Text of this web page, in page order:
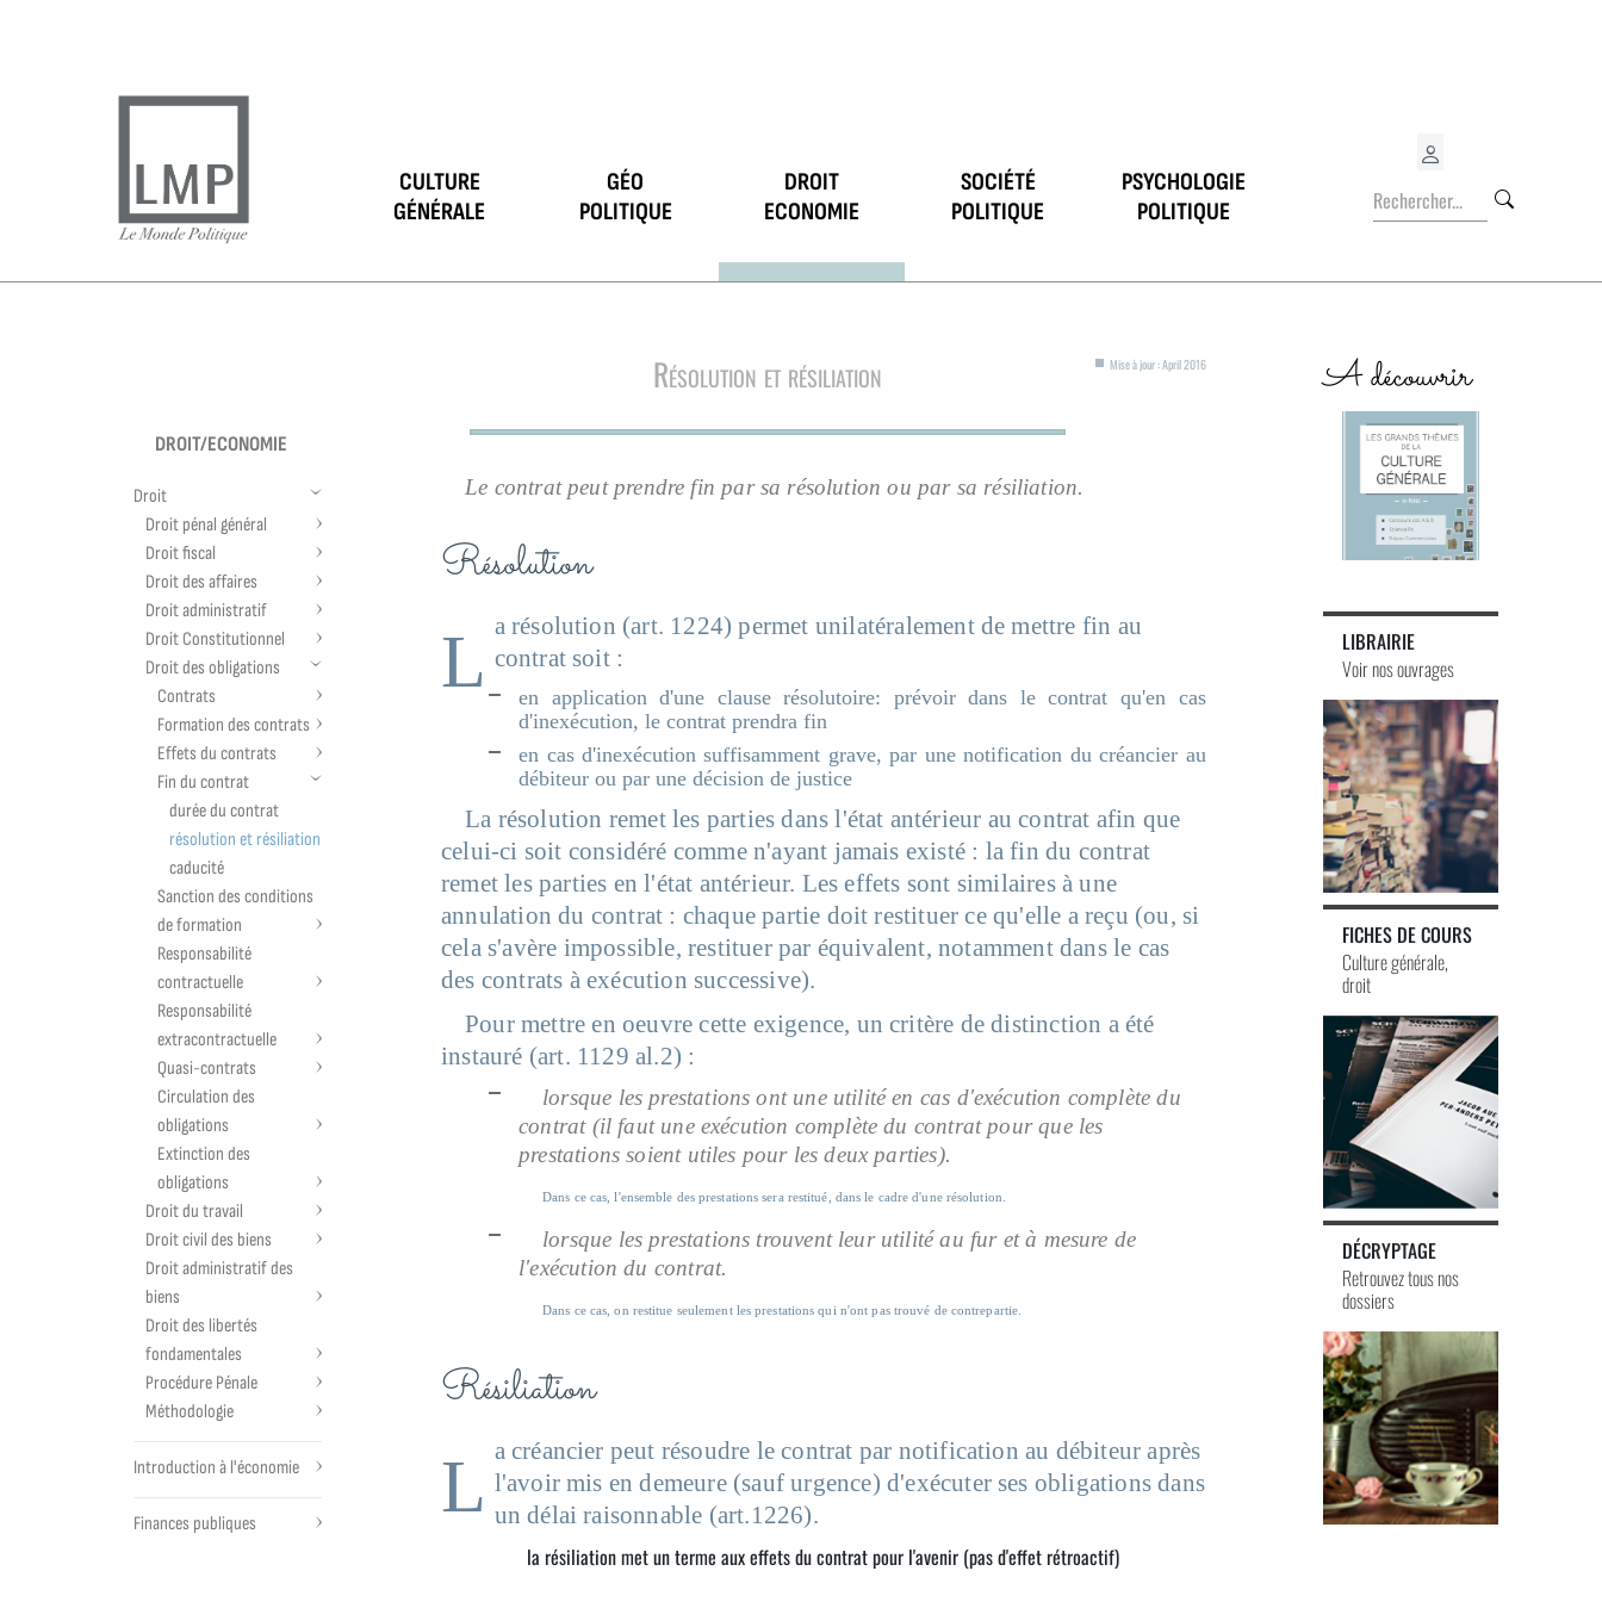
CULTURE
GÉNÉRALE
GÉO
POLITIQUE
DROIT
ECONOMIE
SOCIÉTÉ
POLITIQUE
PSYCHOLOGIE
POLITIQUE
DROIT/ECONOMIE
Droit
Droit pénal général
Droit fiscal
Droit des affaires
Droit administratif
Droit Constitutionnel
Droit des obligations
Contrats
Formation des contrats
Effets du contrats
Fin du contrat
durée du contrat
résolution et résiliation
caducité
Sanction des conditions
de formation
Responsabilité
contractuelle
Responsabilité
extracontractuelle
Quasi-contrats
Circulation des
obligations
Extinction des
obligations
Droit du travail
Droit civil des biens
Droit administratif des
biens
Droit des libertés
fondamentales
Procédure Pénale
Méthodologie
Introduction à l'économie
Finances publiques
Mise à jour : April 2016
Résolution et résiliation
Le contrat peut prendre fin par sa résolution ou par sa résiliation.
Résolution
L a résolution (art. 1224) permet unilatéralement de mettre fin au
contrat soit :
en application d'une clause résolutoire: prévoir dans le contrat qu'en cas
d'inexécution, le contrat prendra fin
en cas d'inexécution suffisamment grave, par une notification du créancier au
débiteur ou par une décision de justice
La résolution remet les parties dans l'état antérieur au contrat afin que
celui-ci soit considéré comme n'ayant jamais existé : la fin du contrat
remet les parties en l'état antérieur. Les effets sont similaires à une
annulation du contrat : chaque partie doit restituer ce qu'elle a reçu (ou, si
cela s'avère impossible, restituer par équivalent, notamment dans le cas
des contrats à exécution successive).
Pour mettre en oeuvre cette exigence, un critère de distinction a été
instauré (art. 1129 al.2) :
lorsque les prestations ont une utilité en cas d'exécution complète du
contrat (il faut une exécution complète du contrat pour que les
prestations soient utiles pour les deux parties).
Dans ce cas, l'ensemble des prestations sera restitué, dans le cadre d'une résolution.
lorsque les prestations trouvent leur utilité au fur et à mesure de
l'exécution du contrat.
Dans ce cas, on restitue seulement les prestations qui n'ont pas trouvé de contrepartie.
Résiliation
L a créancier peut résoudre le contrat par notification au débiteur après
l'avoir mis en demeure (sauf urgence) d'exécuter ses obligations dans
un délai raisonnable (art.1226).
la résiliation met un terme aux effets du contrat pour l'avenir (pas d'effet rétroactif)
A découvrir
LIBRAIRIE
Voir nos ouvrages
FICHES DE COURS
Culture générale,
droit
DÉCRYPTAGE
Retrouvez tous nos
dossiers